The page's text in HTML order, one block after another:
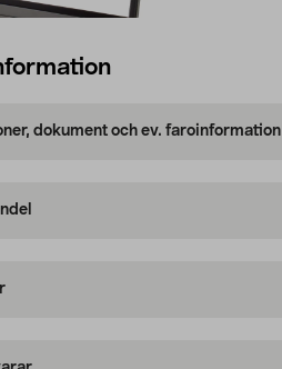
dokument och ev. faroinformation